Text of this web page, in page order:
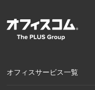
外国における個人情報
ご確認下さい。
オフィスサービス一覧